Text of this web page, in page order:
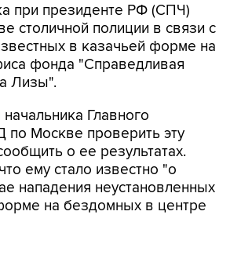
при президенте РФ (СПЧ)
столичной полиции в связи с
в казачьей форме на
фонда "Справедливая
Лизы".
начальника Главного
по Москве проверить эту
о ее результатах.
ему стало известно "о
нападения неустановленных
на бездомных в центре